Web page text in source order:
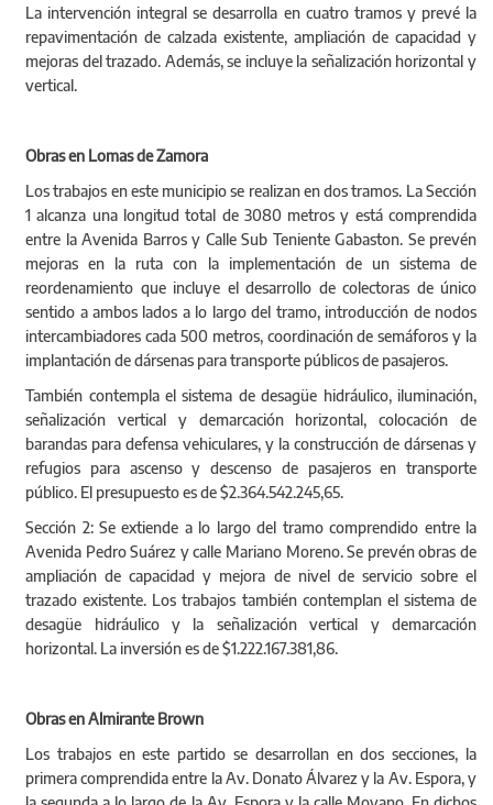
La intervención integral se desarrolla en cuatro tramos y prevé la
repavimentación de calzada existente, ampliación de capacidad y
mejoras del trazado. Además, se incluye la señalización horizontal y
vertical.
Obras en Lomas de Zamora
Los trabajos en este municipio se realizan en dos tramos. La Sección
1 alcanza una longitud total de 3080 metros y está comprendida
entre la Avenida Barros y Calle Sub Teniente Gabaston. Se prevén
mejoras en la ruta con la implementación de un sistema de
reordenamiento que incluye el desarrollo de colectoras de único
sentido a ambos lados a lo largo del tramo, introducción de nodos
intercambiadores cada 500 metros, coordinación de semáforos y la
implantación de dársenas para transporte públicos de pasajeros.
También contempla el sistema de desagüe hidráulico, iluminación,
señalización vertical y demarcación horizontal, colocación de
barandas para defensa vehiculares, y la construcción de dársenas y
refugios para ascenso y descenso de pasajeros en transporte
público. El presupuesto es de $2.364.542.245,65.
Sección 2: Se extiende a lo largo del tramo comprendido entre la
Avenida Pedro Suárez y calle Mariano Moreno. Se prevén obras de
ampliación de capacidad y mejora de nivel de servicio sobre el
trazado existente. Los trabajos también contemplan el sistema de
desagüe hidráulico y la señalización vertical y demarcación
horizontal. La inversión es de $1.222.167.381,86.
Obras en Almirante Brown
Los trabajos en este partido se desarrollan en dos secciones, la
primera comprendida entre la Av. Donato Álvarez y la Av. Espora, y